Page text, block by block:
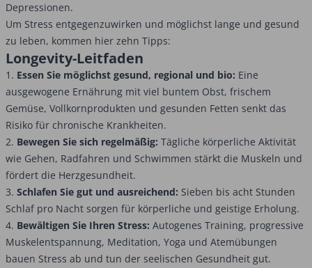
Depressionen.
Um Stress entgegenzuwirken und möglichst lange und gesund
zu leben, kommen hier zehn Tipps:
Longevity-Leitfaden
1. Essen Sie möglichst gesund, regional und bio: Eine
ausgewogene Ernährung mit viel buntem Obst, frischem
Gemüse, Vollkornprodukten und gesunden Fetten senkt das
Risiko für chronische Krankheiten.
2. Bewegen Sie sich regelmäßig: Tägliche körperliche Aktivität
wie Gehen, Radfahren und Schwimmen stärkt die Muskeln und
fördert die Herzgesundheit.
3. Schlafen Sie gut und ausreichend: Sieben bis acht Stunden
Schlaf pro Nacht sorgen für körperliche und geistige Erholung.
4. Bewältigen Sie Ihren Stress: Autogenes Training, progressive
Muskelentspannung, Meditation, Yoga und Atemübungen
bauen Stress ab und tun der seelischen Gesundheit gut.